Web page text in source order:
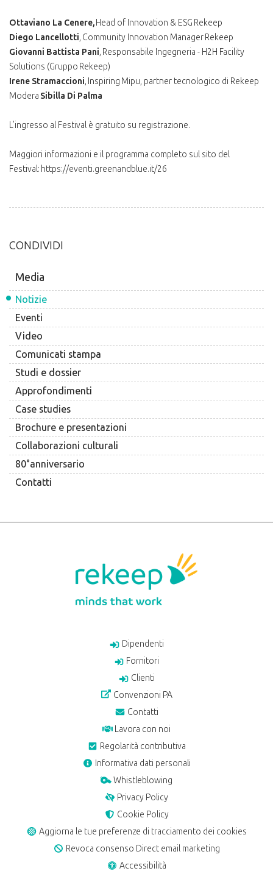
Media
Notizie
Eventi
Video
Comunicati stampa
Studi e dossier
Approfondimenti
Case studies
Brochure e presentazioni
Collaborazioni culturali
80°anniversario
Contatti
Ottaviano La Cenere, Head of Innovation & ESG Rekeep
Diego Lancellotti, Community Innovation Manager Rekeep
Giovanni Battista Pani, Responsabile Ingegneria - H2H Facility
Solutions (Gruppo Rekeep)
Irene Stramaccioni, Inspiring Mipu, partner tecnologico di Rekeep
Modera Sibilla Di Palma
L’ingresso al Festival è gratuito su registrazione.
Maggiori informazioni e il programma completo sul sito del
Festival: https://eventi.greenandblue.it/26
CONDIVIDI
Dipendenti
Fornitori
Clienti
Convenzioni PA
Contatti
Lavora con noi
Regolarità contributiva
Informativa dati personali
Whistleblowing
Privacy Policy
Cookie Policy
Aggiorna le tue preferenze di tracciamento dei cookies
Revoca consenso Direct email marketing
Accessibilità